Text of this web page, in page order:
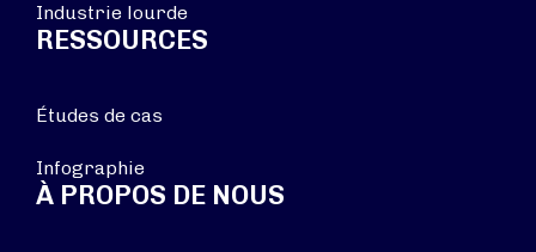
Industrie lourde
RESSOURCES
Études de cas
Infographie
À PROPOS DE NOUS